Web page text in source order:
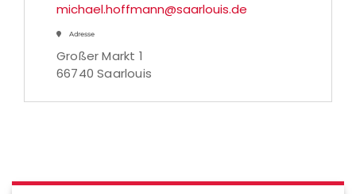
michael.hoffmann@saarlouis.de
Adresse
Großer Markt 1
66740 Saarlouis